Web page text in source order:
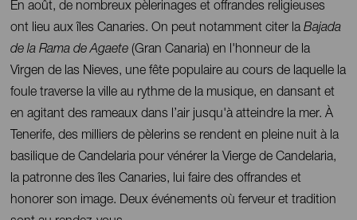
En août, de nombreux pèlerinages et offrandes religieuses
ont lieu aux îles Canaries. On peut notamment citer laBajada
de la Rama de Agaete (Gran Canaria) en l'honneur de la
Virgen de las Nieves, une fête populaire au cours de laquelle la
foule traverse la ville au rythme de la musique, en dansant et
en agitant des rameaux dans l’air jusqu'à atteindre la mer. À
Tenerife, des milliers de pèlerins se rendent en pleine nuit à la
basilique de Candelaria pour vénérer la Vierge de Candelaria,
la patronne des îles Canaries, lui faire des offrandes et
honorer son image. Deux événements où ferveur et tradition